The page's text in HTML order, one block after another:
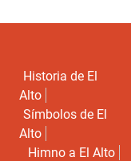
Historia de El
Alto
Símbolos de El
Alto
Himno a El Alto